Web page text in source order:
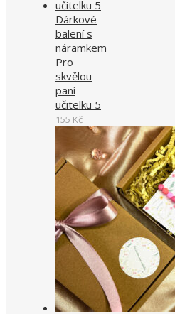
Dárkové
balení s
náramkem
Pro
skvělou
paní
učitelku 5
155 Kč